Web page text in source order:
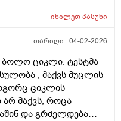
სმენის პრობლემა და
მჭირდება
იხილეთპასუხი
თარიღი :04-02-2026
ბოლო ციკლი. ტესტმა
, მაქვს მუცლის
ციკლის
მაქვს, როცა
და გრძელდება